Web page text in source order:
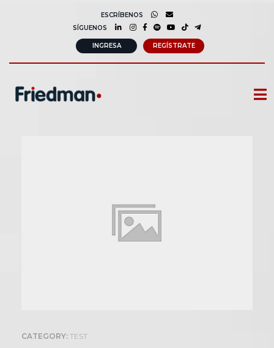
ESCRÍBENOS
SÍGUENOS
INGRESA REGÍSTRATE
CATEGORY: TEST